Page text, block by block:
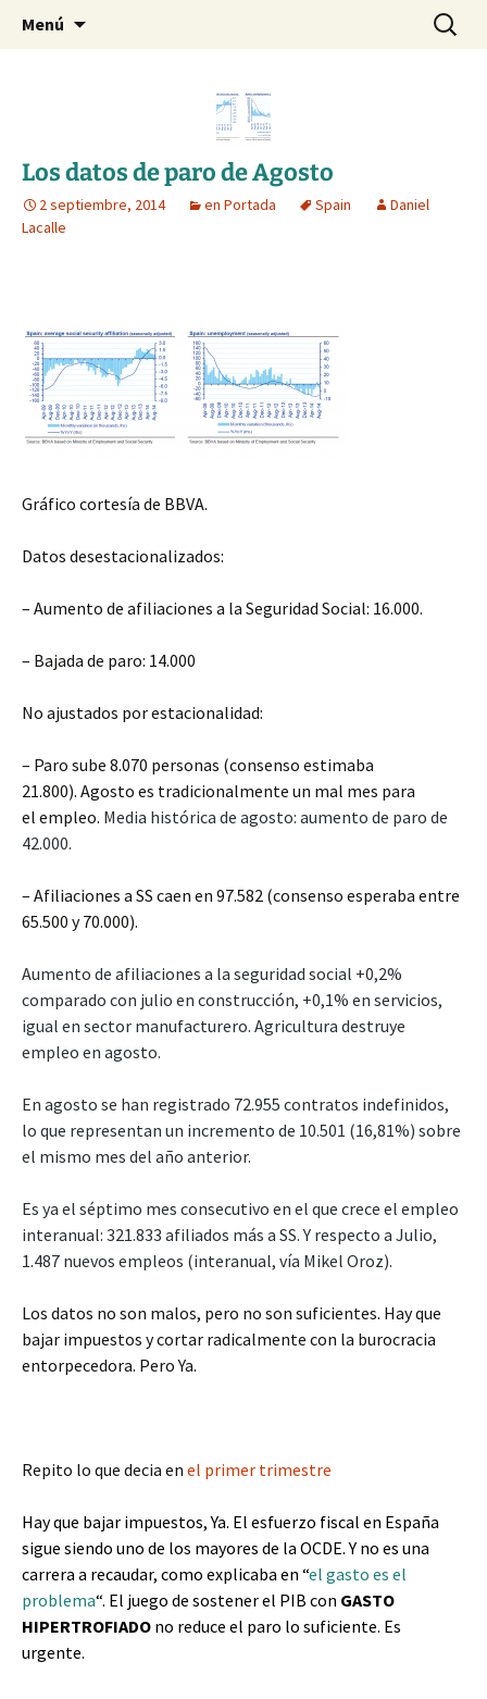
dlacalle.com
Blog de Daniel Lacalle
Menú Buscar:
Los datos de paro de Agosto
2 septiembre, 2014 en Portada Spain
Daniel
Lacalle
Gráfico cortesía de BBVA.
Datos desestacionalizados:
– Aumento de afiliaciones a la Seguridad Social: 16.000.
– Bajada de paro: 14.000
No ajustados por estacionalidad:
– Paro sube 8.070 personas (consenso estimaba
21.800). Agosto es tradicionalmente un mal mes para
el empleo. Media histórica de agosto: aumento de paro de
42.000.
– Afiliaciones a SS caen en 97.582 (consenso esperaba entre
65.500 y 70.000).
Aumento de afiliaciones a la seguridad social +0,2%
comparado con julio en construcción, +0,1% en servicios,
igual en sector manufacturero. Agricultura destruye
empleo en agosto.
En agosto se han registrado 72.955 contratos indefinidos,
lo que representan un incremento de 10.501 (16,81%) sobre
el mismo mes del año anterior.
Es ya el séptimo mes consecutivo en el que crece el empleo
interanual: 321.833 afiliados más a SS. Y respecto a Julio,
1.487 nuevos empleos (interanual, vía Mikel Oroz).
Los datos no son malos, pero no son suficientes. Hay que
bajar impuestos y cortar radicalmente con la burocracia
entorpecedora. Pero Ya.
Repito lo que decia en el primer trimestre
Hay que bajar impuestos, Ya. El esfuerzo fiscal en España
sigue siendo uno de los mayores de la OCDE. Y no es una
carrera a recaudar, como explicaba en “el gasto es el
problema“. El juego de sostener el PIB con GASTO
HIPERTROFIADO no reduce el paro lo suficiente. Es
urgente.